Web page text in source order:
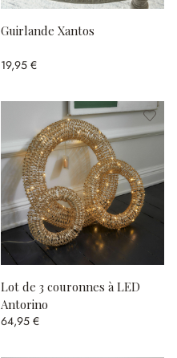
Guirlande Xantos
19,95 €
Lot de 3 couronnes à LED
Antorino
64,95 €